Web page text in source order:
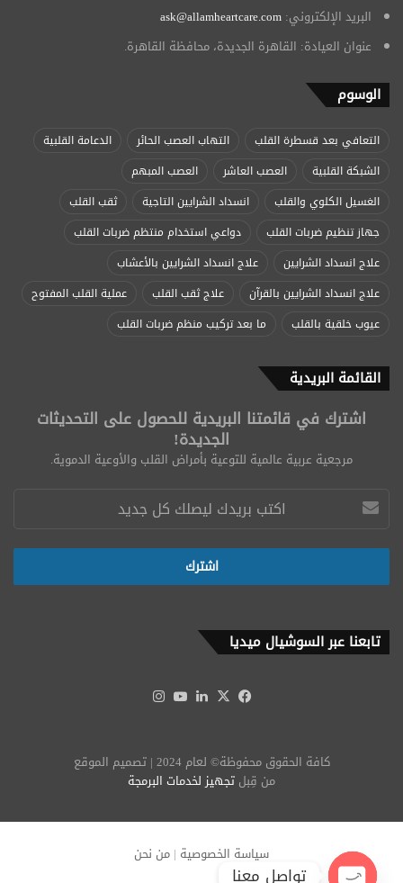
البريد الإلكتروني: ask@allamheartcare.com
عنوان العيادة: القاهرة الجديدة، محافظة القاهرة.
الوسوم
التعافي بعد قسطرة القلب التهاب العصب الحائر
الدعامة القلبية
الشبكة القلبية
العصب العاشر
العصب المبهم
الغسيل الكلوي والقلب
انسداد الشرايين التاجية
ثقب القلب
جهاز تنظيم ضربات القلب
دواعي استخدام منتظم ضربات القلب
علاج انسداد الشرايين
علاج انسداد الشرايين بالأعشاب
علاج انسداد الشرايين بالقرآن
علاج ثقب القلب
عملية القلب المفتوح
عيوب خلقية بالقلب
ما بعد تركيب منظم ضربات القلب
القائمة البريدية
اشترك في قائمتنا البريدية للحصول على التحديثات
الجديدة!
مرجعية عربية عالمية للتوعية بأمراض القلب والأوعية الدموية.
تابعنا عبر السوشيال ميديا
فيسبوك
‫X لينكدإن‫YouTube
كافة الحقوق محفوظة© لعام 2024 | تصميم الموقع
من قِبل تجهيز لخدمات البرمجة
سياسة الخصوصية | من نحن
تواصل معنا